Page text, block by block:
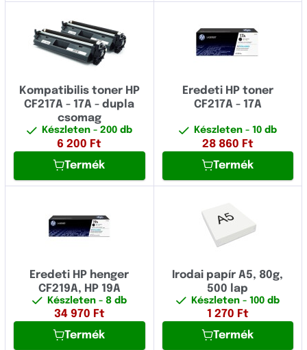
Kompatibilis toner HP
CF217A - 17A - dupla
csomag
Készleten - 200 db
6 200 Ft
Termék
Eredeti HP toner
CF217A - 17A
Készleten - 10 db
28 860 Ft
Termék
Eredeti HP henger
CF219A, HP 19A
Készleten - 8 db
34 970 Ft
Termék
Irodai papír A5, 80g,
500 lap
Készleten - 100 db
1 270 Ft
Termék